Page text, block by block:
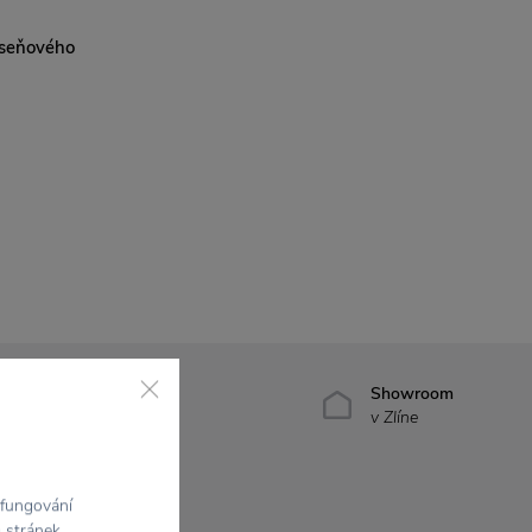
7500+ produktov
Showroom
v Zlíne